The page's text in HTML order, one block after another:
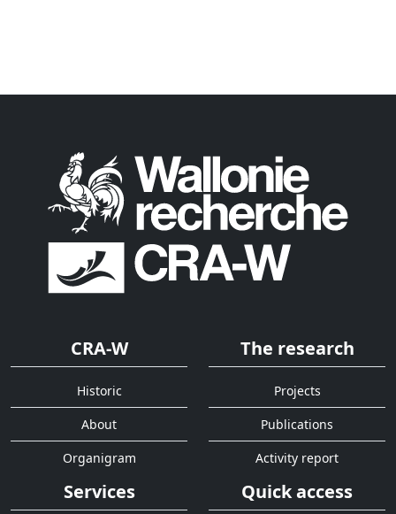
CRA-W
Historic
About
Organigram
The research
Projects
Publications
Activity report
Services Quick access